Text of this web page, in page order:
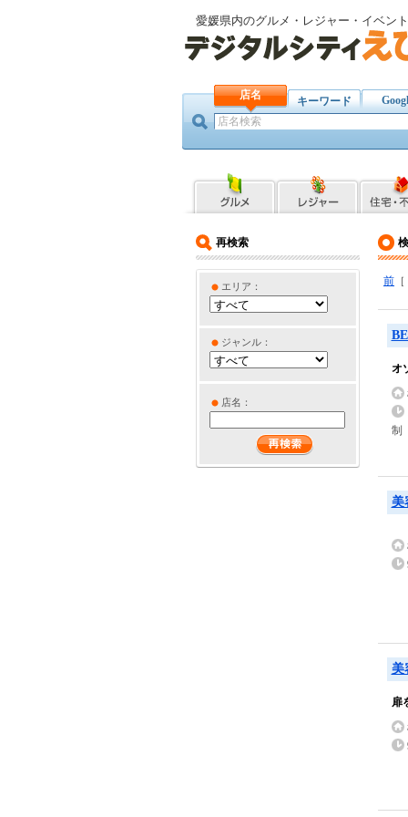
愛媛県内のグルメ・レジャー・イベン
店名 キーワード
再検索
エリア：
ジャンル：
店名：
前
オ
制
美
美
扉